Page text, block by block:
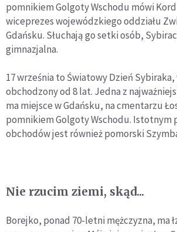
pomnikiem Golgoty Wschodu mówi
wiceprezes wojewódzkiego oddziału
Gdańsku. Słuchają go setki osób,
gimnazjalna.
17 września to Światowy Dzień Sybiraka,
obchodzony od 8 lat. Jedna z
ma miejsce w Gdańsku, na cmentarzu
pomnikiem Golgoty Wschodu. Istotnym
obchodów jest również pomorski
Nie rzucim ziemi, skąd...
Borejko, ponad 70-letni mężczyzna, ma